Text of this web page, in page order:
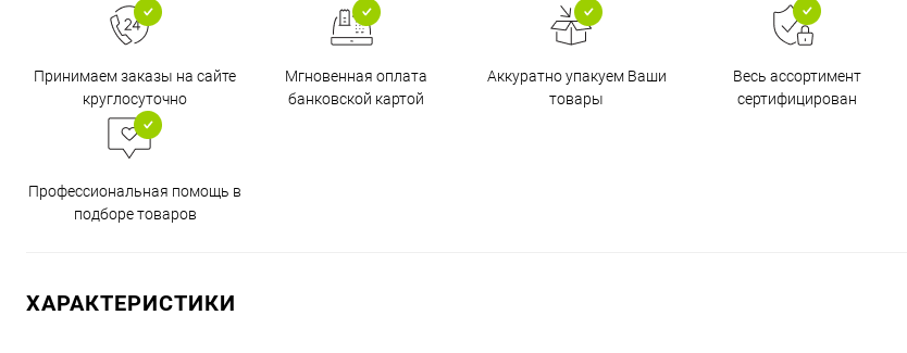
Принимаем заказы на сайте
круглосуточно
Мгновенная оплата
банковской картой
Аккуратно упакуем Ваши
товары
Весь ассортимент
сертифицирован
Профессиональная помощь в
подборе товаров
ХАРАКТЕРИСТИКИ